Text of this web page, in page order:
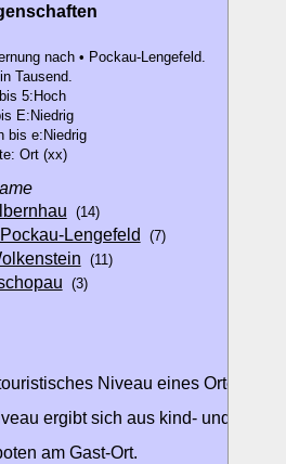
nach • Pockau-Lengefeld.
Tausend.
5:Hoch
E:Niedrig
bis e:Niedrig
Ort (xx)
(14)
Lengefeld (7)
(11)
(3)
Niveau eines Ortes
ergibt sich aus kind- und
am Gast-Ort.